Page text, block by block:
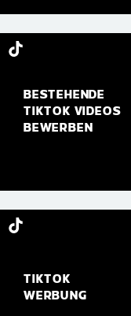
BESTEHENDE
TIKTOK VIDEOS
BEWERBEN
TIKTOK
WERBUNG